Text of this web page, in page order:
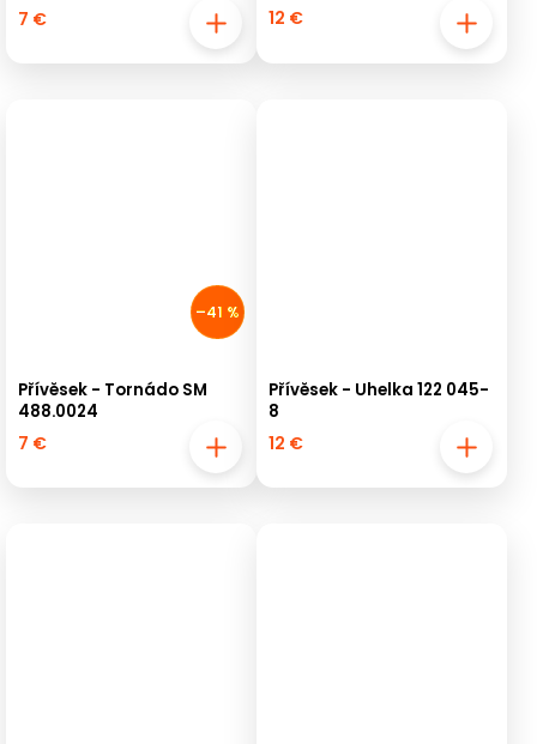
7 € 12 €
–41 %
Přívěsek - Tornádo SM
488.0024
7 €
Přívěsek - Uhelka 122 045-
8
12 €